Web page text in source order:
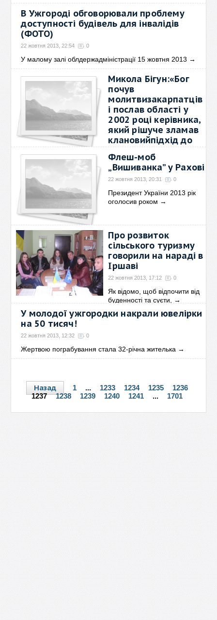
В Ужгороді обговорювали проблему
доступності будівель для інвалідів
(ФОТО)
22 жовтня 2013, 22:54 0
У малому залі облдержадміністрації 15 жовтня 2013 →
Микола Бігун:«Бог
почув
молитвизакарпатців
і послав області у
2002 році керівника,
який рішуче зламав
клановийпідхід до
лісокористування»
22 жовтня 2013, 20:41
Ми вже повідомляли, що в
ужгородському
Флеш-моб
„Вишиванка” у Рахові
22 жовтня 2013, 20:31 0
Президент України 2013 рік
оголосив роком →
Про розвиток
сільського туризму
говорили на нараді в
Іршаві
22 жовтня 2013, 17:12 0
Як відомо, щоб відпочити від
буденності та суєти,
→
У молодої ужгородки накрали ювелірки
на 50 тисяч!
22 жовтня 2013, 12:32 0
Жертвою пограбування стала 32-річна жителька →
Назад 1 ... 1233 1234 1235
1236
1237
1238 1239 1240 1241 ... 1701